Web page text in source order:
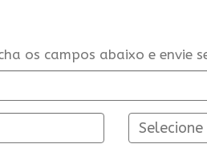
os campos abaixo e envie